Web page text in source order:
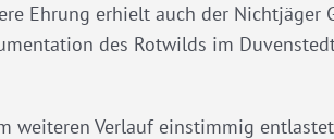
Ehrung erhielt auch der
des Rotwilds im
weiteren Verlauf einstimmig